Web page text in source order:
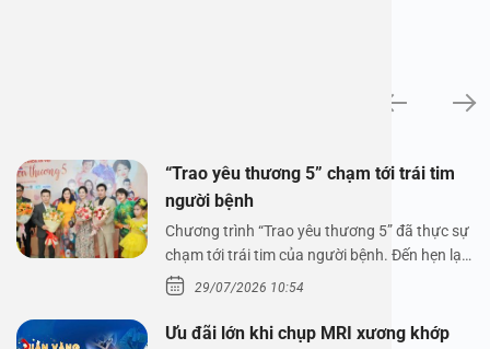
“Trao yêu thương 5” chạm tới trái tim
người bệnh
Chương trình “Trao yêu thương 5” đã thực sự
chạm tới trái tim của người bệnh. Đến hẹn lại
lên,…29/07/2026 10:54
Ưu đãi lớn khi chụp MRI xương khớp